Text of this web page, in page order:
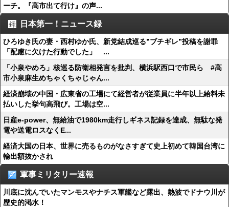
ーチ。『高市出て行け』の声...
日本第一！ニュース録
ひろゆき氏の妻・西村ゆか氏、新党結成巡る”ブチギレ”投稿を謝罪
「配慮に欠けた行動でした」 ...
「小泉やめろ」核巡る防衛相発言を批判、横浜駅西口で市民ら #高
市小泉麻生めちゃくちゃじゃん...
経済崩壊の中国・広東省の工場にて経営者が従業員に半年以上給料未
払いした挙句高飛び。工場は空...
日産e-power、無給油で1980km走行しギネス記録を達成、無駄な発
電や送電ロスなくE...
経済大国の日本、世界に売るものがなさすぎて史上初めて韓国台湾に
輸出額抜かされ
軍事ミリタリー速報
川底に沈んでいたマンモスやナチス軍艦など露出、熱波でドナウ川が
歴史的渇水！